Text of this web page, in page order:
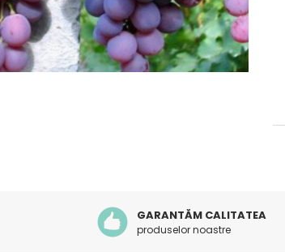
GARANTĂM CALITATEA
produselor noastre